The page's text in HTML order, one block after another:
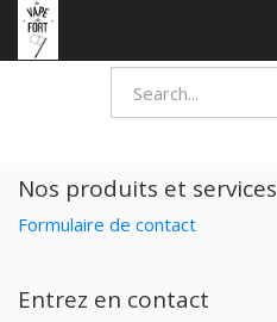
Nos produits et services
Formulaire de contact
Entrez en contact